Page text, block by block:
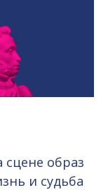
образ
и судьба